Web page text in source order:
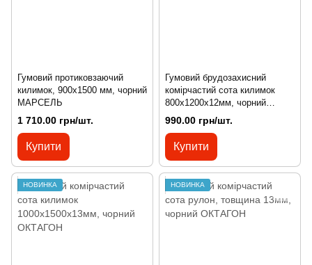
Гумовий протиковзаючий
килимок, 900х1500 мм, чорний
МАРСЕЛЬ
1 710.00 грн/шт.
Купити
Гумовий брудозахисний
комірчастий сота килимок
800х1200х12мм, чорний
БРЮССЕЛЬ
990.00 грн/шт.
Купити
НОВИНКА НОВИНКА